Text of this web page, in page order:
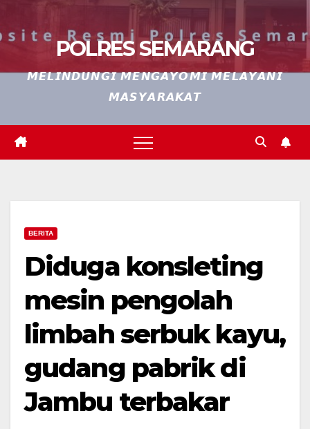
POLRES SEMARANG
𝙈𝙀𝙇𝙄𝙉𝘿𝙐𝙉𝙂𝙄 𝙈𝙀𝙉𝙂𝘼𝙔𝙊𝙈𝙄 𝙈𝙀𝙇𝘼𝙔𝘼𝙉𝙄
𝙈𝘼𝙎𝙔𝘼𝙍𝘼𝙆𝘼𝙏
BERITA
Diduga konsleting
mesin pengolah
limbah serbuk kayu,
gudang pabrik di
Jambu terbakar